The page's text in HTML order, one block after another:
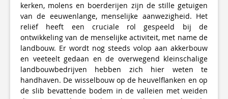
kerken, molens en boerderijen zijn de stille getuigen
van de eeuwenlange, menselijke aanwezigheid. Het
reliëf heeft een cruciale rol gespeeld bij de
ontwikkeling van de menselijke activiteit, met name de
landbouw. Er wordt nog steeds volop aan akkerbouw
en veeteelt gedaan en de overwegend kleinschalige
landbouwbedrijven hebben zich hier weten te
handhaven. De wisselbouw op de heuvelflanken en op
de slib bevattende bodem in de valleien met weiden